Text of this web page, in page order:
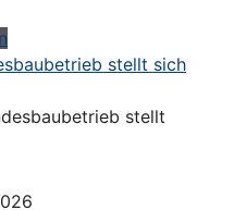
stellt sich